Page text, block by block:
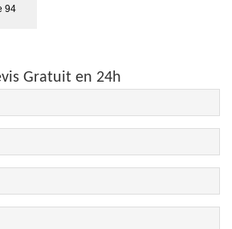
94
Gratuit en 24h